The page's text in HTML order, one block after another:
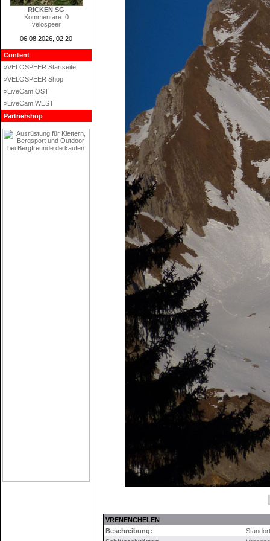
RICKEN SG
Kommentare: 0
velospeer
06.08.2026, 02:20
Content
»VELOSPEER Startseite
»VELOSPEER Shop
»LiveCam OST
»LiveCam WEST
Partnershop
VRENENCHELEN
Beschreibung: